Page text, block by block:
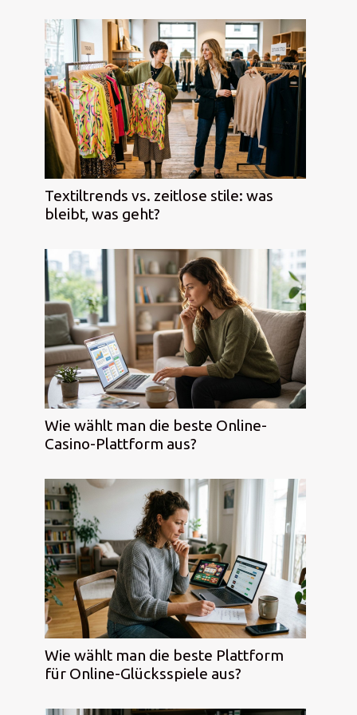
Textiltrends vs. zeitlose stile: was
bleibt, was geht?
Wie wählt man die beste Online-
Casino-Plattform aus?
Wie wählt man die beste Plattform
für Online-Glücksspiele aus?